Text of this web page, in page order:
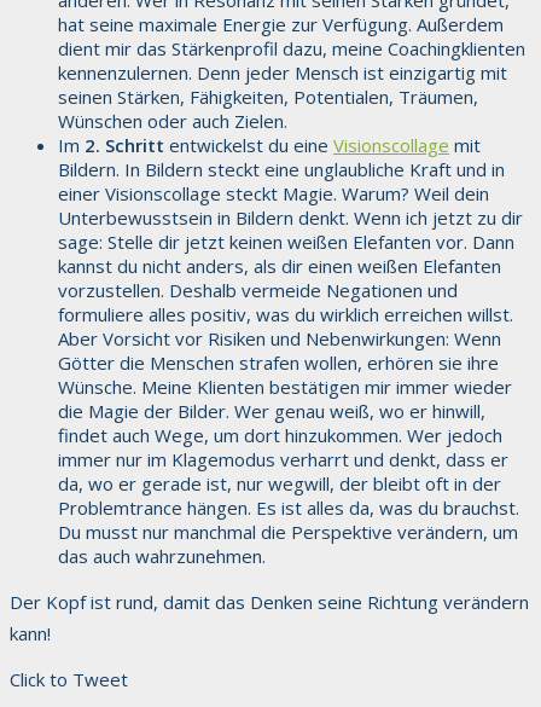
hat seine maximale Energie zur Verfügung. Außerdem
dient mir das Stärkenprofil dazu, meine Coachingklienten
kennenzulernen. Denn jeder Mensch ist einzigartig mit
seinen Stärken, Fähigkeiten, Potentialen, Träumen,
Wünschen oder auch Zielen.
Im 2. Schritt entwickelst du eine Visionscollage mit
Bildern. In Bildern steckt eine unglaubliche Kraft und in
einer Visionscollage steckt Magie. Warum? Weil dein
Unterbewusstsein in Bildern denkt. Wenn ich jetzt zu dir
sage: Stelle dir jetzt keinen weißen Elefanten vor. Dann
kannst du nicht anders, als dir einen weißen Elefanten
vorzustellen. Deshalb vermeide Negationen und
formuliere alles positiv, was du wirklich erreichen willst.
Aber Vorsicht vor Risiken und Nebenwirkungen: Wenn
Götter die Menschen strafen wollen, erhören sie ihre
Wünsche. Meine Klienten bestätigen mir immer wieder
die Magie der Bilder. Wer genau weiß, wo er hinwill,
findet auch Wege, um dort hinzukommen. Wer jedoch
immer nur im Klagemodus verharrt und denkt, dass er
da, wo er gerade ist, nur wegwill, der bleibt oft in der
Problemtrance hängen. Es ist alles da, was du brauchst.
Du musst nur manchmal die Perspektive verändern, um
das auch wahrzunehmen.
Der Kopf ist rund, damit das Denken seine Richtung verändern
kann!
Click to Tweet